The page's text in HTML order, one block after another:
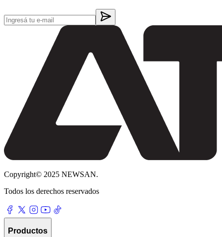
Copyright© 2025 NEWSAN.
Todos los derechos reservados
Productos